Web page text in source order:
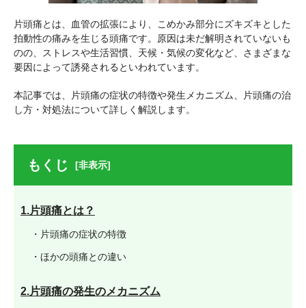
片頭痛とは、血管の拡張により、こめかみ部分にズキズキとした
拍動性の痛みを生じる頭痛です。原因は未だ解明されていないも
のの、ストレスや生活習慣、天候・気候の変化など、さまざまな
要因によって誘発されるといわれています。
本記事では、片頭痛の症状の特徴や発生メカニズム、片頭痛の治
し方・対処法について詳しく解説します。
もくじ [非表示]
1.片頭痛とは？
・片頭痛の症状の特徴
・ほかの頭痛との違い
2.片頭痛の発生のメカニズム